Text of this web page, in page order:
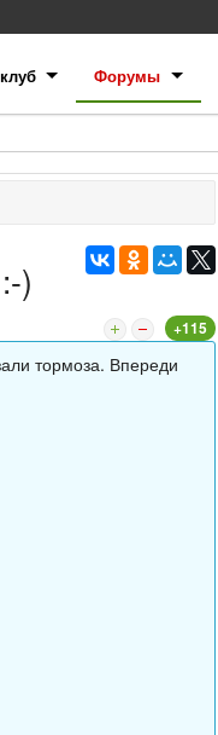
Форумы
)
+115
тормоза. Впереди